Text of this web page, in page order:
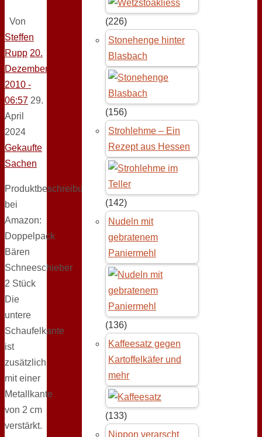
Von
Steffen
Rupp 20.
Dezember
2010 -
06:57 29.
April
2024
Gekaufte
Sachen
Produktbeschreibung
bei
Amazon:
Doppelpack
Bären
Schneeschieber
2 Stück
Die
untere
Schaufelkante
ist
zusätzlich
mit einer
Metallkante
von 2 cm
verstärkt.
(226)
Stonehenge hinter
Blasbach
(156)
Strohlehme – Ein
Rezept aus Hessen
(142)
Nudeln mit
gebratenem
Paniermehl
(136)
Kaffeesatz gegen
Kartoffelkäfer und
mehr
(133)
Nippon verarscht